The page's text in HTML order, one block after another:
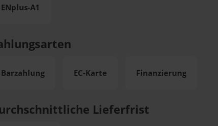
ENplus-A1
Barzahlung EC-Karte Finanzierung
Lieferfrist